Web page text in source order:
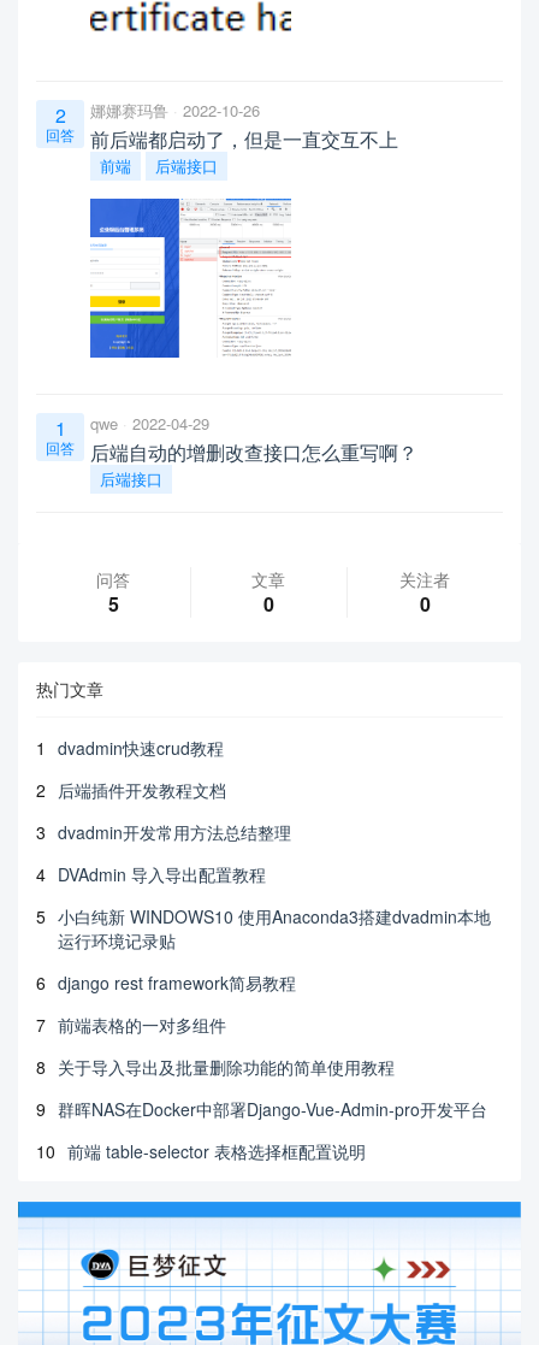
2
回答
娜娜赛玛鲁 2022-10-26
前后端都启动了，但是一直交互不上
前端 后端接口
1
回答
qwe 2022-04-29
后端自动的增删改查接口怎么重写啊？
后端接口
问答
5
文章
0
关注者
0
热门文章
1
dvadmin快速crud教程
2
后端插件开发教程文档
3 dvadmin开发常用方法总结整理
4 DVAdmin 导入导出配置教程
5 小白纯新 WINDOWS10 使用Anaconda3搭建dvadmin本地
运行环境记录贴
6 django rest framework简易教程
7 前端表格的一对多组件
8 关于导入导出及批量删除功能的简单使用教程
9 群晖NAS在Docker中部署Django-Vue-Admin-pro开发平台
10 前端 table-selector 表格选择框配置说明